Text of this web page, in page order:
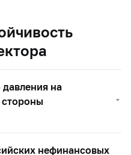
на
нефинансовых